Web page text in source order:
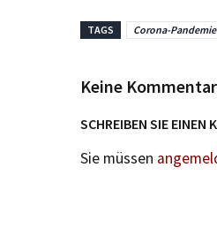
TAGS Corona-Pandemie
Keine
SCHREIBEN SIE EINEN
Sie müssen